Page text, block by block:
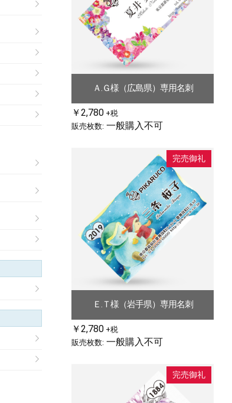
Ａ.Ｇ様（広島県）専用名刺
￥2,780 +税
販売枚数: 一般購入不可
完売御礼
Ｅ.Ｔ様（岩手県）専用名刺
￥2,780 +税
販売枚数: 一般購入不可
完売御礼